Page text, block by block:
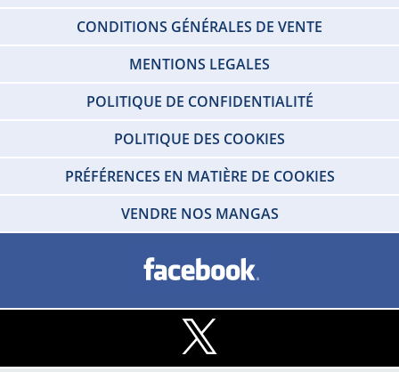
CONDITIONS GÉNÉRALES DE VENTE
MENTIONS LEGALES
POLITIQUE DE CONFIDENTIALITÉ
POLITIQUE DES COOKIES
PRÉFÉRENCES EN MATIÈRE DE COOKIES
VENDRE NOS MANGAS